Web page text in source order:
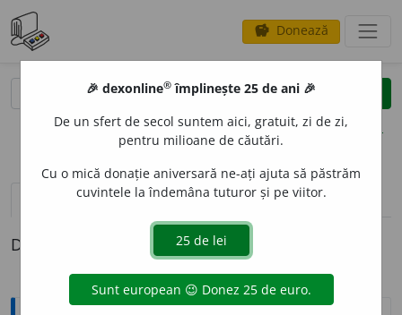
savings Donează
clear
opțiuni
definiții (1)
Definiția cu ID-ul 1352817:
🎉 dexonline® împlinește 25 de ani 🎉
De un sfert de secol suntem aici, gratuit, zi de zi,
pentru milioane de căutări.
Cu o mică donație aniversară ne-ați ajuta să păstrăm
cuvintele la îndemâna tuturor și pe viitor.